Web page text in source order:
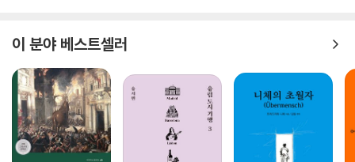
이 분야 베스트셀러